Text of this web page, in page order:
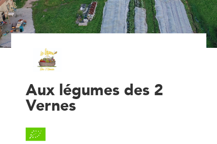
Aux légumes des 2
Vernes